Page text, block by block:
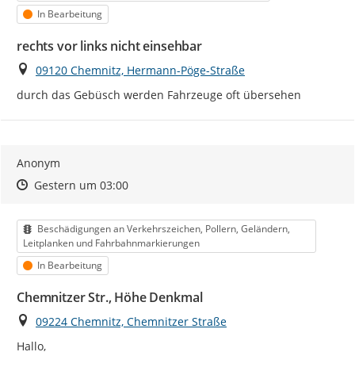
Status
In Bearbeitung
rechts vor links nicht einsehbar
Ort
09120 Chemnitz, Hermann-Pöge-Straße
durch das Gebüsch werden Fahrzeuge oft übersehen
Anonym
Zeitpunkt des Erstellens
Zeitpunkt des Erstellens
Gestern um 03:00Zur Äußerung
Kategorie
Beschädigungen an Verkehrszeichen, Pollern, Geländern,
Leitplanken und Fahrbahnmarkierungen
Status
In Bearbeitung
Chemnitzer Str., Höhe Denkmal
Ort
09224 Chemnitz, Chemnitzer Straße
Hallo,